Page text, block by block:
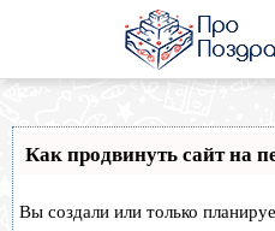
Как продвинуть сайт на
Вы создали или только